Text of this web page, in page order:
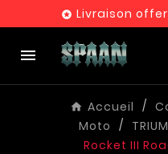
 Livraison

Accueil
Moto
Rocket III